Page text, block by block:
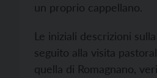
un proprio cappellano.
Le iniziali descrizioni
seguito alla visita
quella di Romagnano,